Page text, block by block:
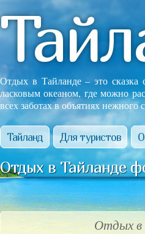
Отдых в Тайланде – это сказка
ласковым океаном, где можно
всех заботах в объятиях нежного
Тайланд Для туристов
Отдых в Тайланде
Отдых в